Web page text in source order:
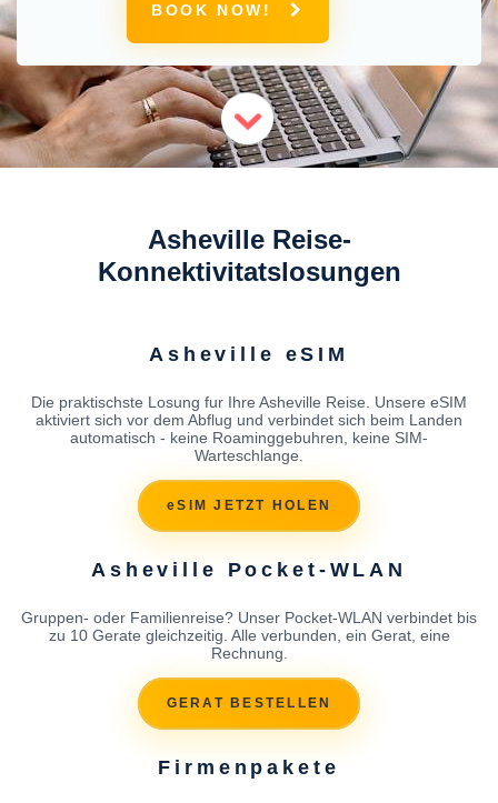
BOOK NOW!
Asheville Reise-
Konnektivitatslosungen
Asheville eSIM
Die praktischste Losung fur Ihre Asheville Reise. Unsere eSIM
aktiviert sich vor dem Abflug und verbindet sich beim Landen
automatisch - keine Roaminggebuhren, keine SIM-
Warteschlange.
eSIM JETZT HOLEN
Asheville Pocket-WLAN
Gruppen- oder Familienreise? Unser Pocket-WLAN verbindet bis
zu 10 Gerate gleichzeitig. Alle verbunden, ein Gerat, eine
Rechnung.
GERAT BESTELLEN
Firmenpakete